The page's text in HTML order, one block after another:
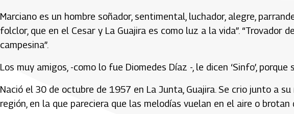
Marciano es un hombre soñador, sentimental, luchador, alegre,
folclor, que en el Cesar y La Guajira es como luz a la vida”. “Trovador
campesina”.
Los muy amigos, -como lo fue Diomedes Díaz -, le dicen ‘Sinfo’,
Nació el 30 de octubre de 1957 en La Junta, Guajira. Se crio junto a
región, en la que pareciera que las melodías vuelan en el aire o brotan